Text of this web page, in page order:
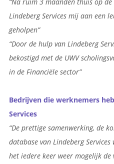
Lindeberg Services mij aan een
geholpen”
“Door de hulp van Lindeberg
bekostigd met de UWV
in de Financiële sector”
Bedrijven die werknemers
Services
“De prettige samenwerking, de
database van Lindeberg
het iedere keer weer mogelijk